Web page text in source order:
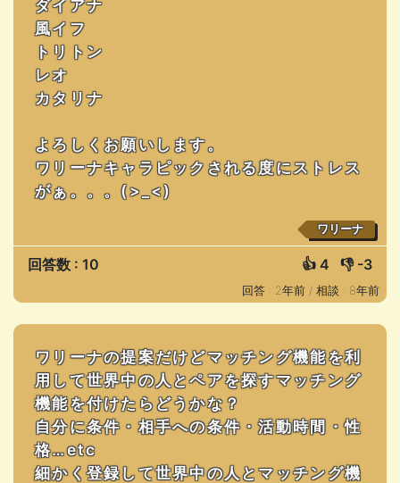
ダイアナ
風イフ
トリトン
レオ
カタリナ
よろしくお願いします。
ワリーナキャラピックされる度にストレス
がぁ。。。(>_<)
ワリーナ
回答数 : 10 👍 4 👎 -3
回答 : 2年前 / 相談 : 8年前
ワリーナの提案だけどマッチング機能を利
用して世界中の人とペアを探すマッチング
機能を付けたらどうかな？
自分に条件・相手への条件・活動時間・性
格…etc
細かく登録して世界中の人とマッチング機